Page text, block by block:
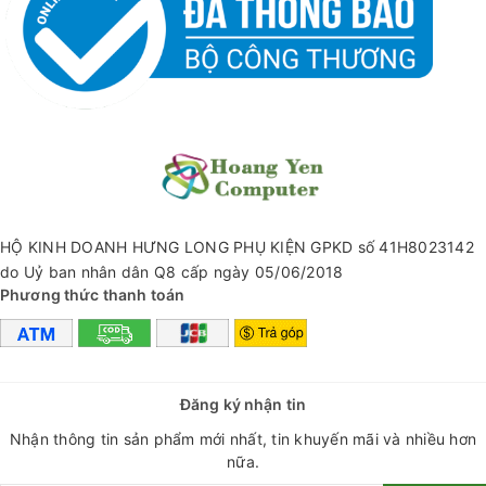
Củ sạc nhanh Wekome WP-U25 có được tích hợp chuẩn sạc
nhanh hiện đại PD35W + QC3.0 + QC 30W cho phép người
dùng có thể tiết kiệm tối đa thời gian sạc bất kể là
HỘ KINH DOANH HƯNG LONG PHỤ KIỆN GPKD số 41H8023142
do Uỷ ban nhân dân Q8 cấp ngày 05/06/2018
Phương thức thanh toán
Đăng ký nhận tin
Nhận thông tin sản phẩm mới nhất, tin khuyến mãi và nhiều hơn
nữa.